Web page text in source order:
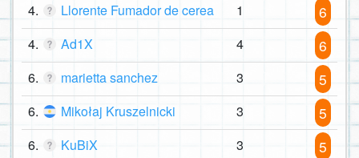
4. Llorente Fumador de cerea 1 6
4. Ad1X 4 6
6. marietta sanchez 3 5
6. Mikołaj Kruszelnicki 3 5
6. KuBiX 3 5